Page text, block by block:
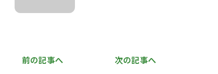
前の記事へ 次の記事へ